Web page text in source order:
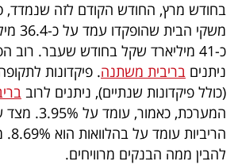
עקבו
אחרינו:
בחודש מרץ, החודש הקודם לזה שנמדד,
משקי
כ-41 מיליארד שקל בחודש שעבר. רוב
ניתנים בריבית משתנה
(כולל פיקדונות שנתיים), ניתנים לרוב
המערכת, כאמור,
להבין ממה הבנקים מרוויחים.